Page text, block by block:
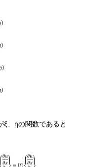
、ηの関数であると